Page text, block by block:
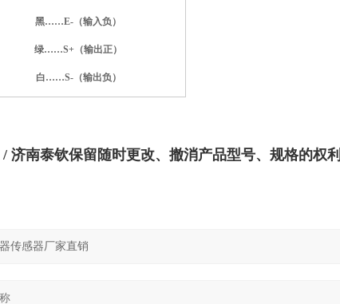
黑……E-（输入负）
绿……S+（输出正）
白……S-（输出负）
/ 济南泰钦保留随时更改、撤消产品型号、规格的权